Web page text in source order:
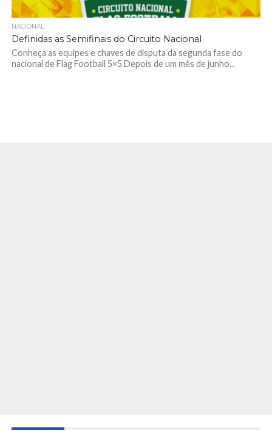
NACIONAL
Definidas as Semifinais do Circuito Nacional
Conheça as equipes e chaves de disputa da segunda fase do
nacional de Flag Football 5×5 Depois de um mês de junho...